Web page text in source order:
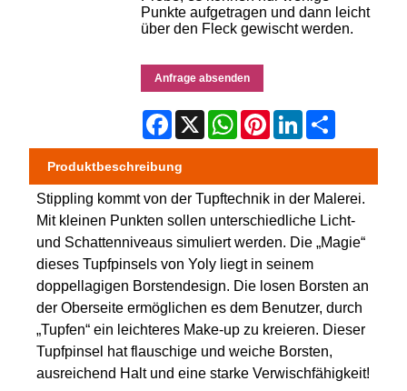
Punkte aufgetragen und dann leicht
über den Fleck gewischt werden.
Anfrage absenden
Facebook
X WhatsApp
PinterestLinkedIn
Produktbeschreibung
Stippling kommt von der Tupftechnik in der Malerei.
Mit kleinen Punkten sollen unterschiedliche Licht-
und Schattenniveaus simuliert werden. Die „Magie“
dieses Tupfpinsels von Yoly liegt in seinem
doppellagigen Borstendesign. Die losen Borsten an
der Oberseite ermöglichen es dem Benutzer, durch
„Tupfen“ ein leichteres Make-up zu kreieren. Dieser
Tupfpinsel hat flauschige und weiche Borsten,
ausreichend Halt und eine starke Verwischfähigkeit!